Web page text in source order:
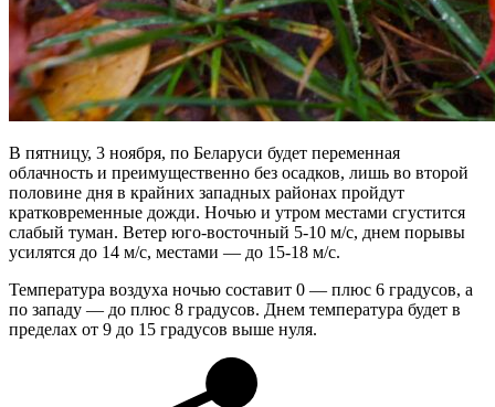
В пятницу, 3 ноября, по Беларуси будет переменная
облачность и преимущественно без осадков, лишь во второй
половине дня в крайних западных районах пройдут
кратковременные дожди. Ночью и утром местами сгустится
слабый туман. Ветер юго-восточный 5-10 м/с, днем порывы
усилятся до 14 м/с, местами — до 15-18 м/с.
Температура воздуха ночью составит 0 — плюс 6 градусов, а
по западу — до плюс 8 градусов. Днем температура будет в
пределах от 9 до 15 градусов выше нуля.